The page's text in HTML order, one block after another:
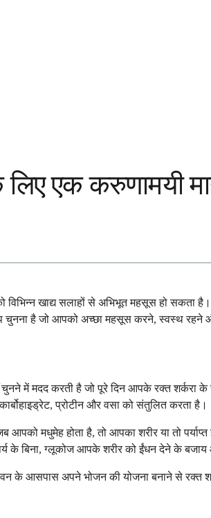
एक करुणामयी
खाद्य सलाहों से अभिभूत महसूस हो
चुनना है जो आपको अच्छा महसूस करने, स्वस्थ
चुनने में मदद करती है जो पूरे दिन आपके रक्त
प्रोटीन और वसा को संतुलित करता है।
मधुमेह होता है, तो आपका शरीर या तो
बिना, ग्लूकोज आपके शरीर को ईंधन देने के बजाय
के आसपास अपने भोजन की योजना बनाने से रक्त